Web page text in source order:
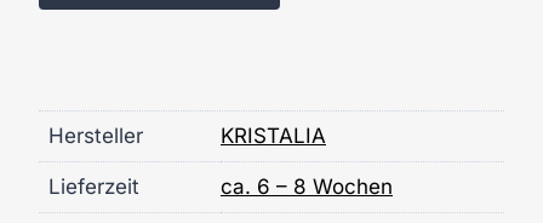
Hersteller KRISTALIA
Lieferzeit ca. 6 – 8 Wochen